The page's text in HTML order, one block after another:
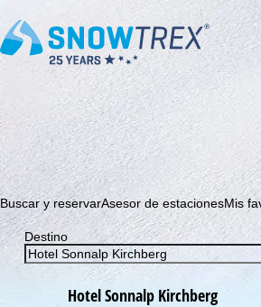
¡Suscríbase a nuestro boletín y
Buscar y reservarAsesor de estacionesMis
Destino
Hotel Sonnalp Kirchberg